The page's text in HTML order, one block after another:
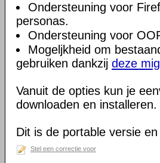
Ondersteuning voor
personas.
Ondersteuning voor
Mogeljkheid om
gebruiken dankzij deze
Vanuit de opties kun je
downloaden en installeren.
Dit is de portable versie
Stel een correctie voor